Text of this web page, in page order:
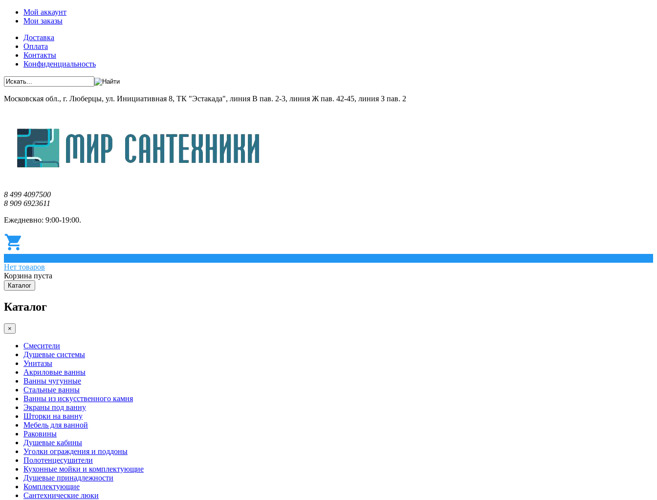
Мой аккаунт
Мои заказы
Доставка
Оплата
Контакты
Конфиденциальность
Московская обл., г. Люберцы, ул. Инициативная 8, ТК "Эстакада", линия В пав. 2-3, линия Ж пав. 42-45, линия З пав. 2
8 499 4097500
8 909 6923611
Ежедневно: 9:00-19:00.
Нет товаров
Корзина пуста
Каталог
Каталог
×
Смесители
Душевые системы
Унитазы
Акриловые ванны
Ванны чугунные
Стальные ванны
Ванны из искусственного камня
Экраны под ванну
Шторки на ванну
Мебель для ванной
Раковины
Душевые кабины
Уголки ограждения и поддоны
Полотенцесушители
Кухонные мойки и комплектующие
Душевые принадлежности
Комплектующие
Сантехнические люки